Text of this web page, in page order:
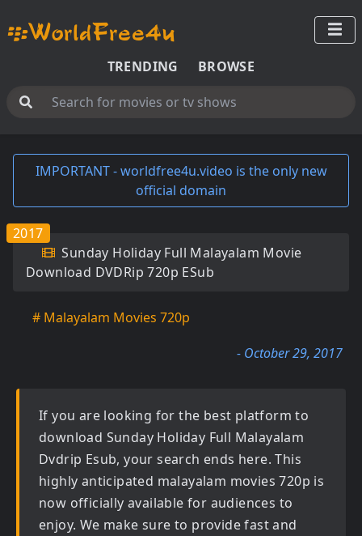
TRENDING BROWSE
IMPORTANT - worldfree4u.video is the only new
official domain
Sunday Holiday Full Malayalam Movie
Download DVDRip 720p ESub
2017
# Malayalam Movies 720p
- October 29, 2017
If you are looking for the best platform to
download Sunday Holiday Full Malayalam
Dvdrip Esub, your search ends here. This
highly anticipated malayalam movies 720p is
now officially available for audiences to
enjoy. We make sure to provide fast and